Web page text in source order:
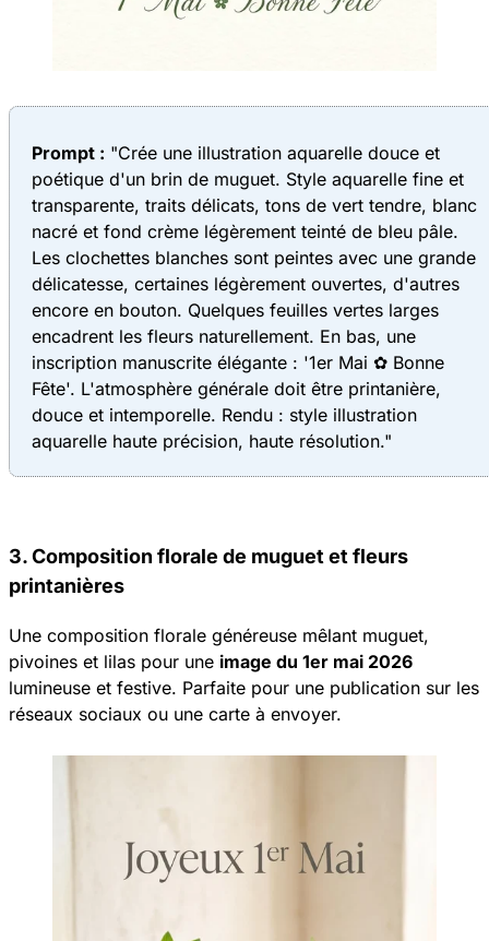
Prompt : "Crée une illustration aquarelle douce et
poétique d'un brin de muguet. Style aquarelle fine et
transparente, traits délicats, tons de vert tendre, blanc
nacré et fond crème légèrement teinté de bleu pâle.
Les clochettes blanches sont peintes avec une grande
délicatesse, certaines légèrement ouvertes, d'autres
encore en bouton. Quelques feuilles vertes larges
encadrent les fleurs naturellement. En bas, une
inscription manuscrite élégante : '1er Mai ✿ Bonne
Fête'. L'atmosphère générale doit être printanière,
douce et intemporelle. Rendu : style illustration
aquarelle haute précision, haute résolution."
3. Composition florale de muguet et fleurs
printanières
Une composition florale généreuse mêlant muguet,
pivoines et lilas pour une image du 1er mai 2026
lumineuse et festive. Parfaite pour une publication sur les
réseaux sociaux ou une carte à envoyer.